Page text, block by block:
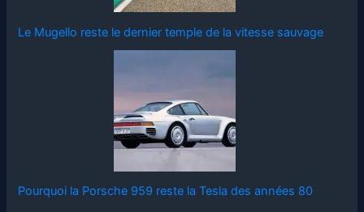
Le Mugello reste le dernier temple de la vitesse sauvage
Pourquoi la Porsche 959 reste la Tesla des années 80